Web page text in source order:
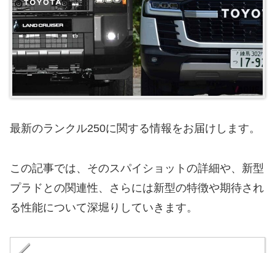
最新のランクル250に関する情報をお届けします。
この記事では、そのスパイショットの詳細や、新型
プラドとの関連性、さらには新型の特徴や期待され
る性能について深堀りしていきます。